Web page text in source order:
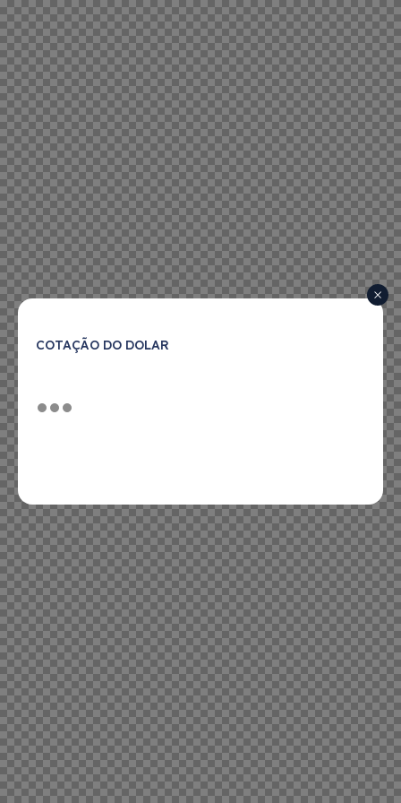
COTAÇÃO DO DOLAR